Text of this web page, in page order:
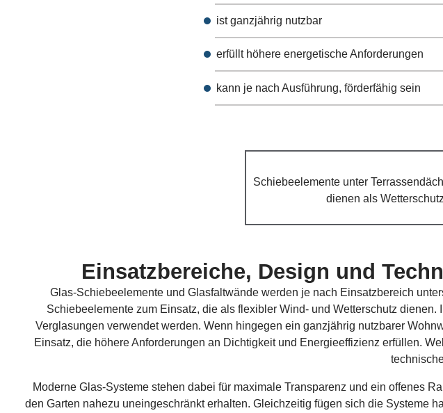
ist ganzjährig nutzbar
erfüllt höhere energetische Anforderungen
kann je nach Ausführung, förderfähig sein
Schiebeelemente unter
dienen als
Einsatzbereiche, Design und
Glas-Schiebeelemente und Glasfaltwände werden je nach Einsatzbereich
Schiebeelemente zum Einsatz, die als flexibler Wind- und Wetterschutz
Verglasungen verwendet werden. Wenn hingegen ein ganzjährig nutzbarer
Einsatz, die höhere Anforderungen an Dichtigkeit und Energieeffizienz erfüllen.
Moderne Glas-Systeme stehen dabei für maximale Transparenz und ein offenes
den Garten nahezu uneingeschränkt erhalten. Gleichzeitig fügen sich die Systeme